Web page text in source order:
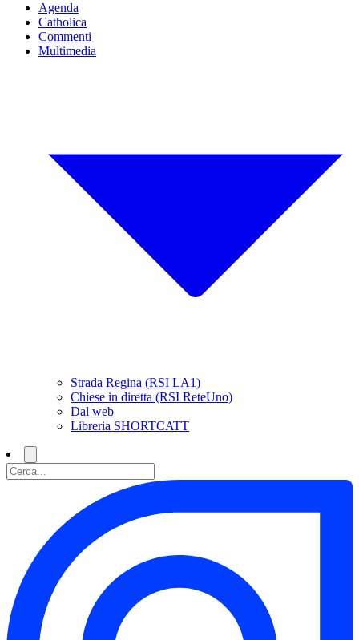
Agenda
Catholica
Commenti
Multimedia
Strada Regina (RSI LA1)
Chiese in diretta (RSI ReteUno)
Dal web
Libreria SHORTCATT